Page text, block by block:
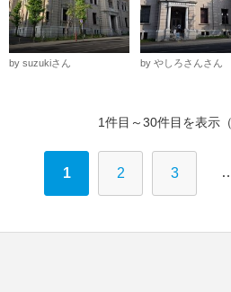
by suzukiさん by やしろさんさん
1件目～30件目を表示
1 2 3